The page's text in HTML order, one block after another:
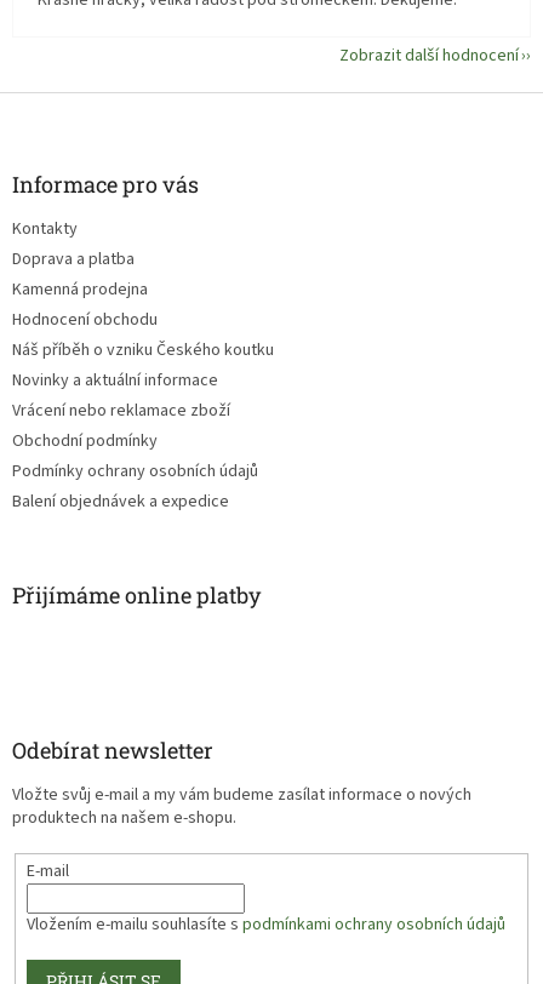
Zobrazit další hodnocení
Informace pro vás
Kontakty
Doprava a platba
Kamenná prodejna
Hodnocení obchodu
Náš příběh o vzniku Českého koutku
Novinky a aktuální informace
Vrácení nebo reklamace zboží
Obchodní podmínky
Podmínky ochrany osobních údajů
Balení objednávek a expedice
Přijímáme online platby
Odebírat newsletter
Vložte svůj e-mail a my vám budeme zasílat informace o nových
produktech na našem e-shopu.
E-mail
Vložením e-mailu souhlasíte s podmínkami ochrany osobních údajů